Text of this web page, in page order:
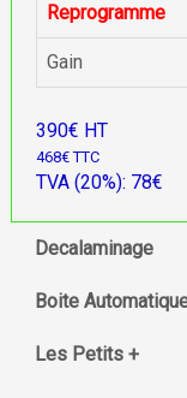
Reprogramme
Gain
390€ HT
468€ TTC
TVA (20%): 78€
Decalaminage
Boite
Les Petits +